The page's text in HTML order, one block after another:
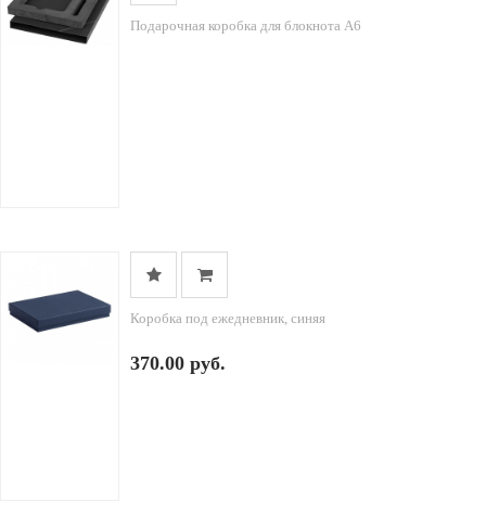
Подарочная коробка для блокнота А6
Коробка под ежедневник, синяя
370.00 руб.